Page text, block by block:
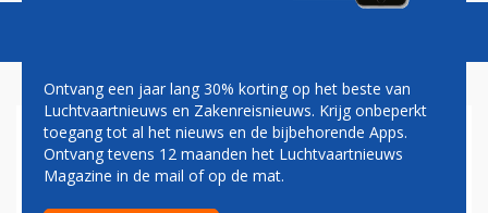
MEDEWERKER KLM TERECHT
ONTSLAGEN NA LEKKEN VAN
Ontvang een jaar lang 30% korting op het beste van
Luchtvaartnieuws en Zakenreisnieuws. Krijg onbeperkt
toegang tot al het nieuws en de bijbehorende Apps.
Ontvang tevens 12 maanden het Luchtvaartnieuws
Magazine in de mail of op de mat.